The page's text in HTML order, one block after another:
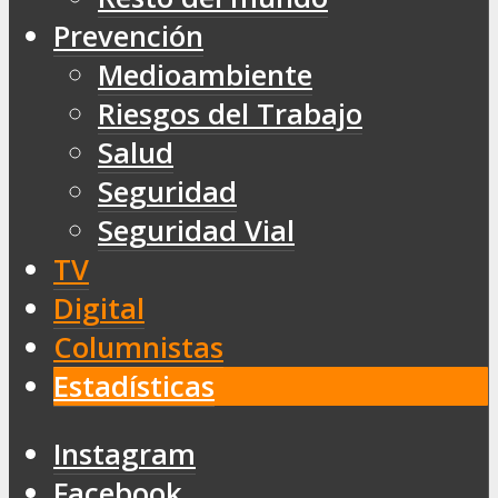
Prevención
Medioambiente
Riesgos del Trabajo
Salud
Seguridad
Seguridad Vial
TV
Digital
Columnistas
Estadísticas
Instagram